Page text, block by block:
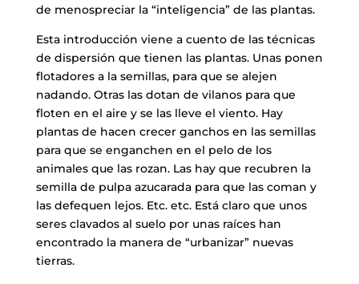
de menospreciar la “inteligencia” de las plantas.
Esta introducción viene a cuento de las técnicas
de dispersión que tienen las plantas. Unas ponen
flotadores a la semillas, para que se alejen
nadando. Otras las dotan de vilanos para que
floten en el aire y se las lleve el viento. Hay
plantas de hacen crecer ganchos en las semillas
para que se enganchen en el pelo de los
animales que las rozan. Las hay que recubren la
semilla de pulpa azucarada para que las coman y
las defequen lejos. Etc. etc. Está claro que unos
seres clavados al suelo por unas raíces han
encontrado la manera de “urbanizar” nuevas
tierras.